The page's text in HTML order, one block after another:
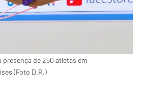
de 250 atletas em
(Foto D.R.)